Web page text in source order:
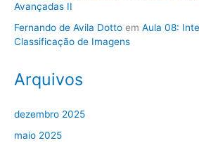
Avançadas II
Fernando de Avila Dotto em Aula 08:
Classificação de Imagens
Arquivos
dezembro 2025
maio 2025